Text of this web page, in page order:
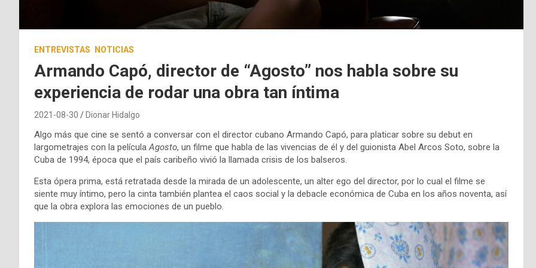
ENTREVISTAS NOTICIAS
Armando Capó, director de “Agosto” nos habla sobre su
experiencia de rodar una obra tan íntima
2021-08-30 Dionar Hidalgo
Algo más que cine se sentó a conversar con el director cubano Armando Capó, para platicar sobre su debut en
largometrajes con la película Agosto, un filme que habla de las vivencias de él y del guionista Abel Arcos Soto, sobre la
Cuba de 1994, época que el país caribeño vivió la llamada crisis de los balseros.
Esta ópera prima, está retratada desde la mirada de un adolescente, un alter ego del director, por lo cual el filme se
siente muy íntimo, pero la cinta también plantea el caos social y la debacle económica de Cuba en los años noventa, así
que la obra explora las emociones de un pueblo.